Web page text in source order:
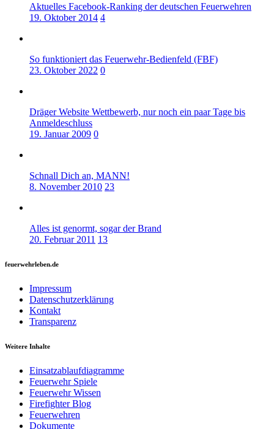
Aktuelles Facebook-Ranking der deutschen Feuerwehren
19. Oktober 2014 4
So funktioniert das Feuerwehr-Bedienfeld (FBF)
23. Oktober 2022 0
Dräger Website Wettbewerb, nur noch ein paar Tage bis
Anmeldeschluss
19. Januar 2009 0
Schnall Dich an, MANN!
8. November 2010 23
Alles ist genormt, sogar der Brand
20. Februar 2011 13
feuerwehrleben.de
Impressum
Datenschutzerklärung
Kontakt
Transparenz
Weitere Inhalte
Einsatzablaufdiagramme
Feuerwehr Spiele
Feuerwehr Wissen
Firefighter Blog
Feuerwehren
Dokumente